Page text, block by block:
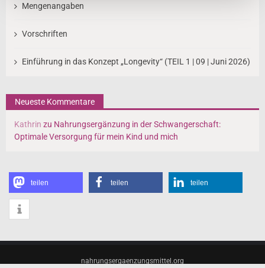
Mengenangaben
Vorschriften
Einführung in das Konzept „Longevity“ (TEIL 1 | 09 | Juni 2026)
Neueste Kommentare
Kathrin zu Nahrungsergänzung in der Schwangerschaft:
Optimale Versorgung für mein Kind und mich
teilen teilen teilen
nahrungsergaenzungsmittel.org